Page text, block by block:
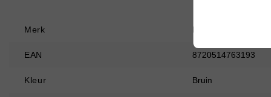
Merk ProGuard
EAN 8720514763193
Kleur Bruin